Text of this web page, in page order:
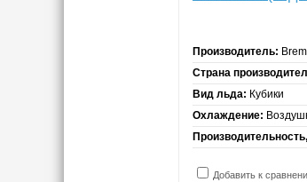
Производитель:
Страна
Вид льда: Кубики
Охлаждение:
Добавить к